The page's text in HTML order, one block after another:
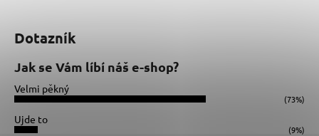
Dotazník
Jak se Vám líbí náš e-shop?
Velmi pěkný
(73%)
Ujde to
(9%)